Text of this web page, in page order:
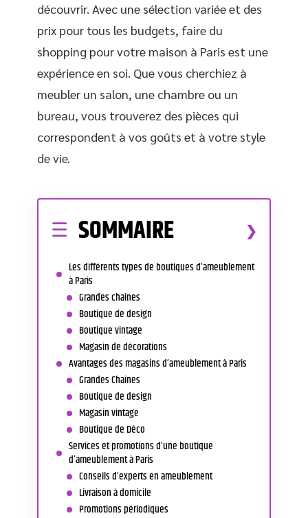
découvrir. Avec une sélection variée et des
prix pour tous les budgets, faire du
shopping pour votre maison à Paris est une
expérience en soi. Que vous cherchiez à
meubler un salon, une chambre ou un
bureau, vous trouverez des pièces qui
correspondent à vos goûts et à votre style
de vie.
SOMMAIRE
Les différents types de boutiques d’ameublement
à Paris
Grandes chaînes
Boutique de design
Boutique vintage
Magasin de décorations
Avantages des magasins d’ameublement à Paris
Grandes Chaînes
Boutique de design
Magasin vintage
Boutique de Déco
Services et promotions d’une boutique
d’ameublement à Paris
Conseils d’experts en ameublement
Livraison à domicile
Promotions périodiques